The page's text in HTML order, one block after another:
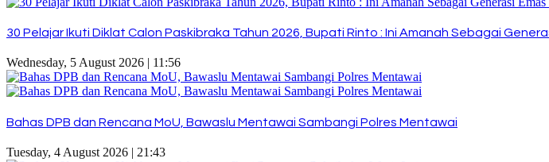
30 Pelajar Ikuti Diklat Calon Paskibraka Tahun 2026, Bupati Rinto : Ini Amanah Sebagai
Wednesday, 5 August 2026 | 11:56
Bahas DPB dan Rencana MoU, Bawaslu Mentawai Sambangi Polres Mentawai
Tuesday, 4 August 2026 | 21:43